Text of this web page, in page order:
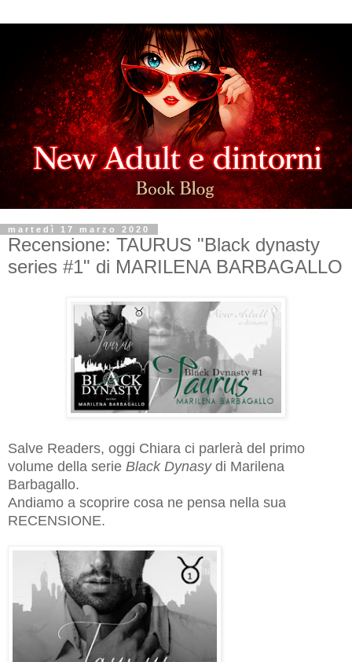
martedì 17 marzo 2020
Recensione: TAURUS "Black dynasty
series #1" di MARILENA BARBAGALLO
Salve Readers, oggi Chiara ci parlerà del primo
volume della serie Black Dynasydi Marilena
Barbagallo.
Andiamo a scoprire cosa ne pensa nella sua
RECENSIONE.